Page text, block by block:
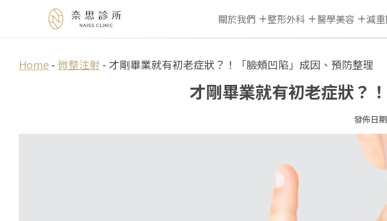
關於我們 整形外科 醫學美容 減
Home- 微整注射 - 才剛畢業就有初老症狀？！「臉頰凹陷」成因、預防整理
才剛畢業就有初老症狀？